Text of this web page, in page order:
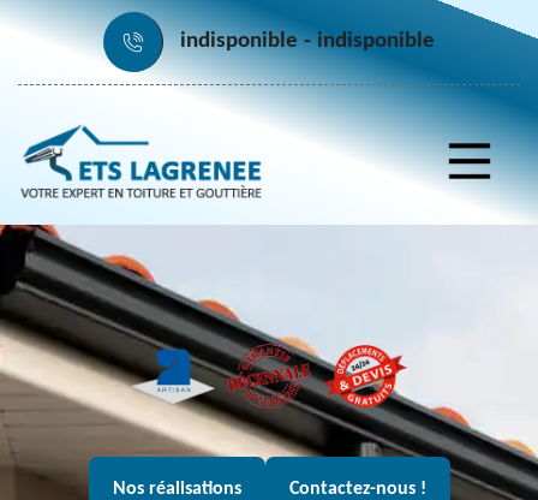
indisponible indisponible
Nos réalisations Contactez-nous !